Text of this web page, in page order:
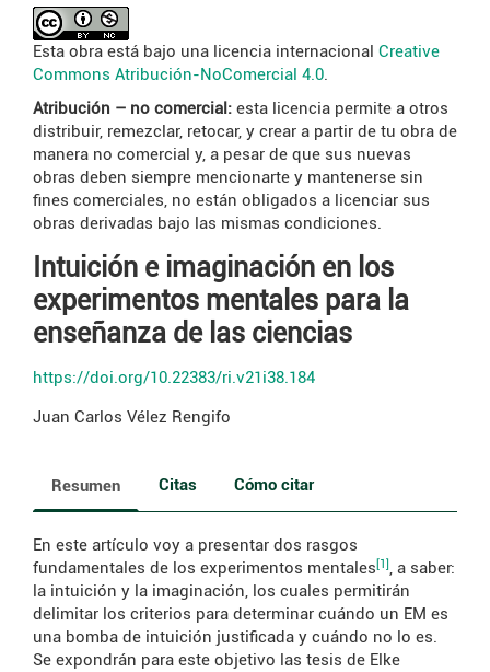
Esta obra está bajo una licencia internacional Creative
Commons Atribución-NoComercial 4.0.
Atribución – no comercial: esta licencia permite a otros
distribuir, remezclar, retocar, y crear a partir de tu obra de
manera no comercial y, a pesar de que sus nuevas
obras deben siempre mencionarte y mantenerse sin
fines comerciales, no están obligados a licenciar sus
obras derivadas bajo las mismas condiciones.
Intuición e imaginación en los
experimentos mentales para la
enseñanza de las ciencias
https://doi.org/10.22383/ri.v21i38.184
Juan Carlos Vélez Rengifo
Resumen Citas Cómo citar
En este artículo voy a presentar dos rasgos
fundamentales de los experimentos mentales[1], a saber:
la intuición y la imaginación, los cuales permitirán
delimitar los criterios para determinar cuándo un EM es
una bomba de intuición justificada y cuándo no lo es.
Se expondrán para este objetivo las tesis de Elke